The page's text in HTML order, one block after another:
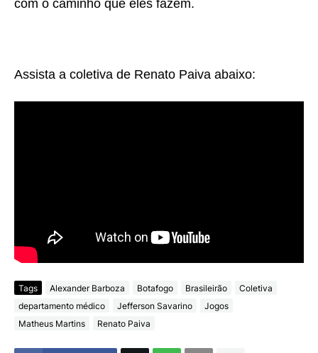
com o caminho que eles fazem.
Assista a coletiva de Renato Paiva abaixo:
Tags Alexander Barboza Botafogo Brasileirão
Coletiva
departamento médico
Jefferson Savarino
Jogos
Matheus Martins
Renato Paiva